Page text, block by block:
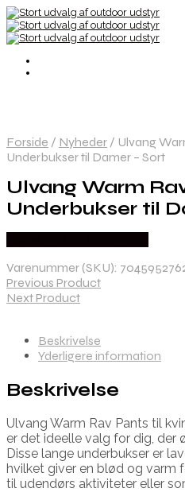
Forside / Nyheder / Ulvang
Underbukser til Damer – Sort
Ulvang Warm
Underbukser til
Varenummer (SKU):
Previous Product
Next Product
Beskrivelse
Yderligere information
Beskrivelse
Ulvang Warm Rav Pants til
er det ideelle valg for dig, der
Disse lange underbukser er
hvilket giver en blød og varm
til udendørs aktiviteter eller